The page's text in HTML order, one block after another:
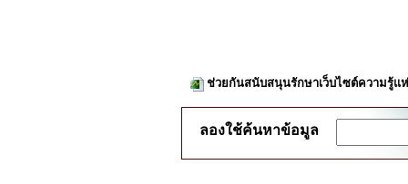
ช่วยกันสนับสนุนรักษาเว็บไซต์ความรู้แ
ลองใช้ค้นหาข้อมูล